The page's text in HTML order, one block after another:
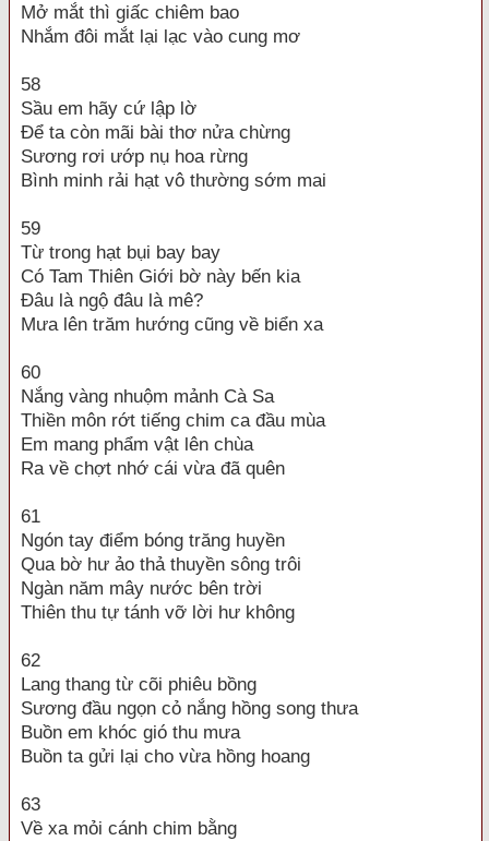
Mở mắt thì giấc chiêm bao
Nhắm đôi mắt lại lạc vào cung mơ
58
Sầu em hãy cứ lập lờ
Để ta còn mãi bài thơ nửa chừng
Sương rơi ướp nụ hoa rừng
Bình minh rải hạt vô thường sớm mai
59
Từ trong hạt bụi bay bay
Có Tam Thiên Giới bờ này bến kia
Đâu là ngộ đâu là mê?
Mưa lên trăm hướng cũng về biển xa
60
Nắng vàng nhuộm mảnh Cà Sa
Thiền môn rớt tiếng chim ca đầu mùa
Em mang phẩm vật lên chùa
Ra về chợt nhớ cái vừa đã quên
61
Ngón tay điểm bóng trăng huyền
Qua bờ hư ảo thả thuyền sông trôi
Ngàn năm mây nước bên trời
Thiên thu tự tánh vỡ lời hư không
62
Lang thang từ cõi phiêu bồng
Sương đầu ngọn cỏ nắng hồng song thưa
Buồn em khóc gió thu mưa
Buồn ta gửi lại cho vừa hồng hoang
63
Về xa mỏi cánh chim bằng